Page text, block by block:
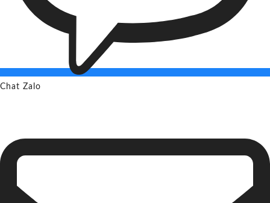
Chat Zalo